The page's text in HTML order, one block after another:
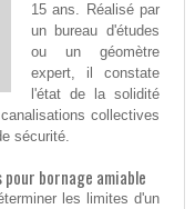
15 ans. Réalisé par
un bureau d'études
ou un géomètre
expert, il constate
l'état de la solidité
collectives
sécurité.
bornage amiable
les limites d'un